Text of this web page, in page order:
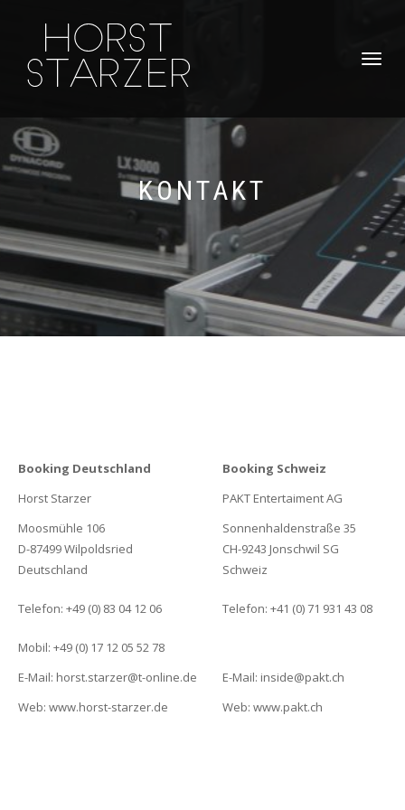
KONTAKT
Booking Deutschland
Booking Schweiz
Horst Starzer
PAKT Entertaiment AG
Moosmühle 106
D-87499 Wilpoldsried
Deutschland
Sonnenhaldenstraße 35
CH-9243 Jonschwil SG
Schweiz
Telefon: +49 (0) 83 04 12 06 Telefon: +41 (0) 71 931 43 08
Mobil: +49 (0) 17 12 05 52 78
E-Mail: horst.starzer@t-online.de
E-Mail: inside@pakt.ch
Web: www.horst-starzer.de
Web: www.pakt.ch